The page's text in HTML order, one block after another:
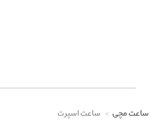
ساعت مچی ساعت اسپرت